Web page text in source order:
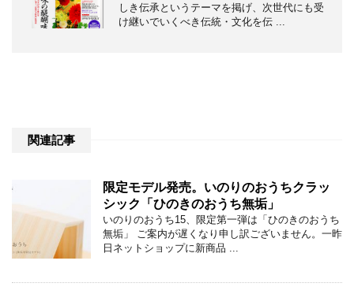
しき伝承というテーマを掲げ、次世代にも受
け継いでいくべき伝統・文化を伝 ...
関連記事
限定モデル発売。いのりのおうちクラッ
シック「ひのきのおうち無垢」
いのりのおうち15、限定第一弾は「ひのきのおうち
無垢」 ご案内が遅くなり申し訳ございません。一昨
日ネットショップに新商品 ...